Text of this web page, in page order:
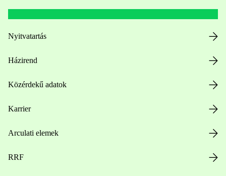
Nyitvatartás
Házirend
Közérdekű adatok
Karrier
Arculati elemek
RRF